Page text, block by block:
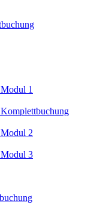
1
2
Modul 3